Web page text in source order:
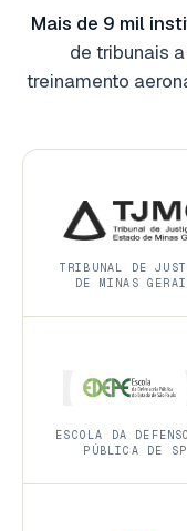
Mais de 9 mil
de tribunais
treinamento
TRIBUNAL DE
DE MINAS
ESCOLA DA
PÚBLICA DE SP